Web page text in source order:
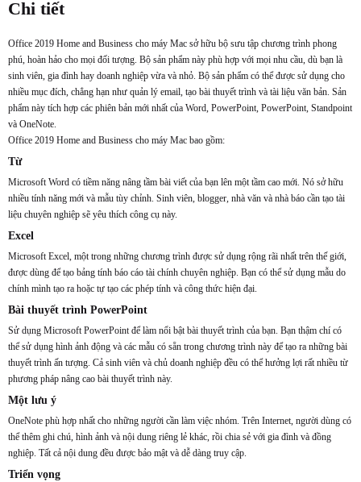
Chi tiết
Office 2019 Home and Business cho máy Mac sở hữu bộ sưu tập chương trình phong
phú, hoàn hảo cho mọi đối tượng. Bộ sản phẩm này phù hợp với mọi nhu cầu, dù bạn là
sinh viên, gia đình hay doanh nghiệp vừa và nhỏ. Bộ sản phẩm có thể được sử dụng cho
nhiều mục đích, chẳng hạn như quản lý email, tạo bài thuyết trình và tài liệu văn bản. Sản
phẩm này tích hợp các phiên bản mới nhất của Word, PowerPoint, PowerPoint, Standpoint
và OneNote.
Office 2019 Home and Business cho máy Mac bao gồm:
Từ
Microsoft Word có tiềm năng nâng tầm bài viết của bạn lên một tầm cao mới. Nó sở hữu
nhiều tính năng mới và mẫu tùy chỉnh. Sinh viên, blogger, nhà văn và nhà báo cần tạo tài
liệu chuyên nghiệp sẽ yêu thích công cụ này.
Excel
Microsoft Excel, một trong những chương trình được sử dụng rộng rãi nhất trên thế giới,
được dùng để tạo bảng tính báo cáo tài chính chuyên nghiệp. Bạn có thể sử dụng mẫu do
chính mình tạo ra hoặc tự tạo các phép tính và công thức hiện đại.
Bài thuyết trình PowerPoint
Sử dụng Microsoft PowerPoint để làm nổi bật bài thuyết trình của bạn. Bạn thậm chí có
thể sử dụng hình ảnh động và các mẫu có sẵn trong chương trình này để tạo ra những bài
thuyết trình ấn tượng. Cả sinh viên và chủ doanh nghiệp đều có thể hưởng lợi rất nhiều từ
phương pháp nâng cao bài thuyết trình này.
Một lưu ý
OneNote phù hợp nhất cho những người cần làm việc nhóm. Trên Internet, người dùng có
thể thêm ghi chú, hình ảnh và nội dung riêng lẻ khác, rồi chia sẻ với gia đình và đồng
nghiệp. Tất cả nội dung đều được bảo mật và dễ dàng truy cập.
Triển vọng